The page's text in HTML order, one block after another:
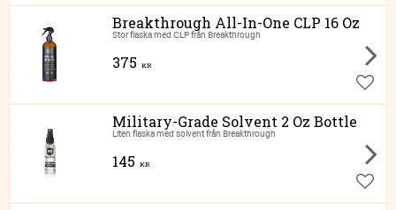
Breakthrough All-In-One CLP 16 Oz
Stor flaska med CLP från Breakthrough
375 KR
Lägg
Military-Grade Solvent 2 Oz Bottle
Liten flaska med solvent från Breakthrough
145 KR
Lägg